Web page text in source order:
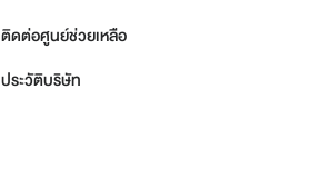
ติดต่อศูนย์ช่วยเหลือ
ประวัติบริษัท